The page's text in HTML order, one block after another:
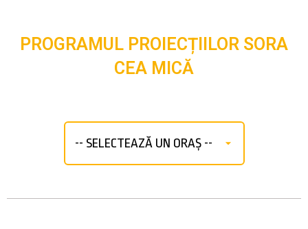
PROGRAMUL PROIECȚIILOR SORA
CEA MICĂ